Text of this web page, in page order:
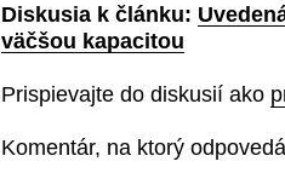
Diskusia k článku:
väčšou kapacitou
Prispievajte do diskusií ako
Komentár, na ktorý